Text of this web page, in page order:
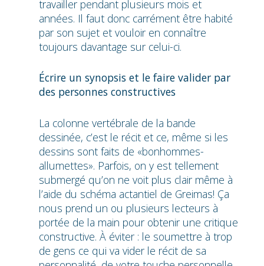
travailler pendant plusieurs mois et
années. Il faut donc carrément être habité
par son sujet et vouloir en connaître
toujours davantage sur celui-ci.
Écrire un synopsis et le faire valider par
des personnes constructives
La colonne vertébrale de la bande
dessinée, c’est le récit et ce, même si les
dessins sont faits de «bonhommes-
allumettes». Parfois, on y est tellement
submergé qu’on ne voit plus clair même à
l’aide du schéma actantiel de Greimas! Ça
nous prend un ou plusieurs lecteurs à
portée de la main pour obtenir une critique
constructive. À éviter : le soumettre à trop
de gens ce qui va vider le récit de sa